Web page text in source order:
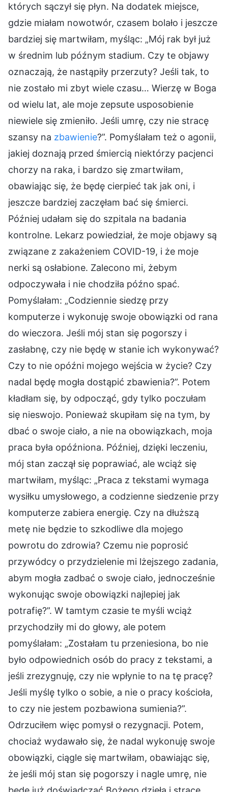
których sączył się płyn. Na dodatek miejsce,
gdzie miałam nowotwór, czasem bolało i jeszcze
bardziej się martwiłam, myśląc: „Mój rak był już
w średnim lub późnym stadium. Czy te objawy
oznaczają, że nastąpiły przerzuty? Jeśli tak, to
nie zostało mi zbyt wiele czasu… Wierzę w Boga
od wielu lat, ale moje zepsute usposobienie
niewiele się zmieniło. Jeśli umrę, czy nie stracę
szansy na zbawienie?”. Pomyślałam też o agonii,
jakiej doznają przed śmiercią niektórzy pacjenci
chorzy na raka, i bardzo się zmartwiłam,
obawiając się, że będę cierpieć tak jak oni, i
jeszcze bardziej zaczęłam bać się śmierci.
Później udałam się do szpitala na badania
kontrolne. Lekarz powiedział, że moje objawy są
związane z zakażeniem COVID-19, i że moje
nerki są osłabione. Zalecono mi, żebym
odpoczywała i nie chodziła późno spać.
Pomyślałam: „Codziennie siedzę przy
komputerze i wykonuję swoje obowiązki od rana
do wieczora. Jeśli mój stan się pogorszy i
zasłabnę, czy nie będę w stanie ich wykonywać?
Czy to nie opóźni mojego wejścia w życie? Czy
nadal będę mogła dostąpić zbawienia?”. Potem
kładłam się, by odpocząć, gdy tylko poczułam
się nieswojo. Ponieważ skupiłam się na tym, by
dbać o swoje ciało, a nie na obowiązkach, moja
praca była opóźniona. Później, dzięki leczeniu,
mój stan zaczął się poprawiać, ale wciąż się
martwiłam, myśląc: „Praca z tekstami wymaga
wysiłku umysłowego, a codzienne siedzenie przy
komputerze zabiera energię. Czy na dłuższą
metę nie będzie to szkodliwe dla mojego
powrotu do zdrowia? Czemu nie poprosić
przywódcy o przydzielenie mi lżejszego zadania,
abym mogła zadbać o swoje ciało, jednocześnie
wykonując swoje obowiązki najlepiej jak
potrafię?”. W tamtym czasie te myśli wciąż
przychodziły mi do głowy, ale potem
pomyślałam: „Zostałam tu przeniesiona, bo nie
było odpowiednich osób do pracy z tekstami, a
jeśli zrezygnuję, czy nie wpłynie to na tę pracę?
Jeśli myślę tylko o sobie, a nie o pracy kościoła,
to czy nie jestem pozbawiona sumienia?”.
Odrzuciłem więc pomysł o rezygnacji. Potem,
chociaż wydawało się, że nadal wykonuję swoje
obowiązki, ciągle się martwiłam, obawiając się,
że jeśli mój stan się pogorszy i nagle umrę, nie